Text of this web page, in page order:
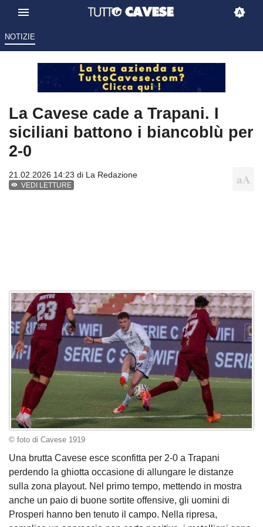
NOTIZIE
La Cavese cade a Trapani. I
siciliani battono i biancoblù per
2-0
21.02.2026 14:23 di La Redazione
VEDI LETTURE
© foto di Cavese 1919
Una brutta Cavese esce sconfitta per 2-0 a Trapani
perdendo la ghiotta occasione di allungare le distanze
sulla zona playout. Nel primo tempo, mettendo in mostra
anche un paio di buone sortite offensive, gli uomini di
Prosperi hanno ben tenuto il campo. Nella ripresa,